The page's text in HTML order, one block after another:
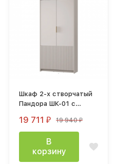
Шкаф 2-х створчатый
Пандора ШК-01 с
(1010х2400х356мм)
Кашемир / мдф айриш
19 711 ₽ 19 940₽
В
корзину